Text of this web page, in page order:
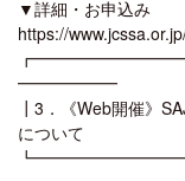
▼詳細・お申込み
https://
━━━━━━
┃3．《Web開催》
について